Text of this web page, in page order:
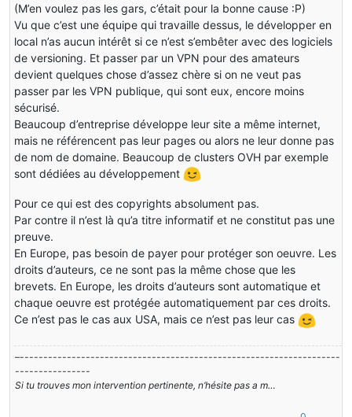
(M’en voulez pas les gars, c’était pour la bonne cause :P)
Vu que c’est une équipe qui travaille dessus, le développer en
local n’as aucun intérêt si ce n’est s’embêter avec des logiciels
de versioning. Et passer par un VPN pour des amateurs
devient quelques chose d’assez chère si on ne veut pas
passer par les VPN publique, qui sont eux, encore moins
sécurisé.
Beaucoup d’entreprise développe leur site a même internet,
mais ne référencent pas leur pages ou alors ne leur donne pas
de nom de domaine. Beaucoup de clusters OVH par exemple
sont dédiées au développement
Pour ce qui est des copyrights absolument pas.
Par contre il n’est là qu’a titre informatif et ne constitut pas une
preuve.
En Europe, pas besoin de payer pour protéger son oeuvre. Les
droits d’auteurs, ce ne sont pas la même chose que les
brevets. En Europe, les droits d’auteurs sont automatique et
chaque oeuvre est protégée automatiquement par ces droits.
Ce n’est pas le cas aux USA, mais ce n’est pas leur cas
–--------------------------------------------------------------------
----------------
Si tu trouves mon intervention pertinente, n’hésite pas a m…